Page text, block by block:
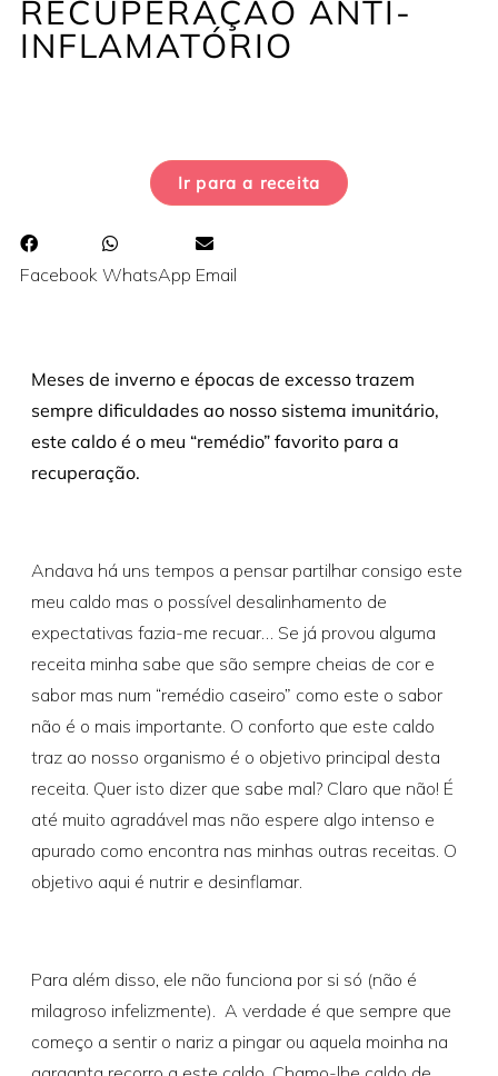
RECUPERAÇÃO ANTI-
INFLAMATÓRIO
Ir para a receita
Facebook WhatsApp Email
Meses de inverno e épocas de excesso trazem
sempre dificuldades ao nosso sistema imunitário,
este caldo é o meu “remédio” favorito para a
recuperação.
Andava há uns tempos a pensar partilhar consigo este
meu caldo mas o possível desalinhamento de
expectativas fazia-me recuar… Se já provou alguma
receita minha sabe que são sempre cheias de cor e
sabor mas num “remédio caseiro” como este o sabor
não é o mais importante. O conforto que este caldo
traz ao nosso organismo é o objetivo principal desta
receita. Quer isto dizer que sabe mal? Claro que não! É
até muito agradável mas não espere algo intenso e
apurado como encontra nas minhas outras receitas. O
objetivo aqui é nutrir e desinflamar.
Para além disso, ele não funciona por si só (não é
milagroso infelizmente). A verdade é que sempre que
começo a sentir o nariz a pingar ou aquela moinha na